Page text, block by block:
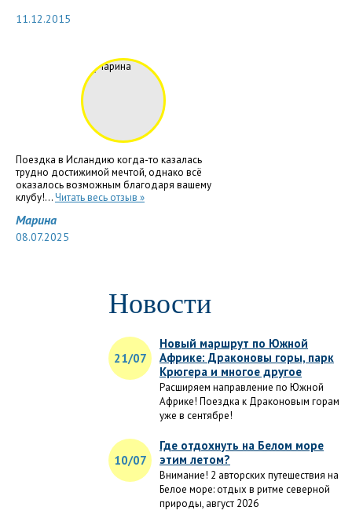
11.12.2015
Поездка в Исландию когда-то казалась
трудно достижимой мечтой, однако всё
оказалось возможным благодаря вашему
клубу!...Читать весь отзыв »
Марина
08.07.2025
Новости
21/07
Новый маршрут по Южной
Африке: Драконовы горы, парк
Крюгера и многое другое
Расширяем направление по Южной
Африке! Поездка к Драконовым горам
уже в сентябре!
10/07
Где отдохнуть на Белом море
этим летом?
Внимание! 2 авторских путешествия на
Белое море: отдых в ритме северной
природы, август 2026